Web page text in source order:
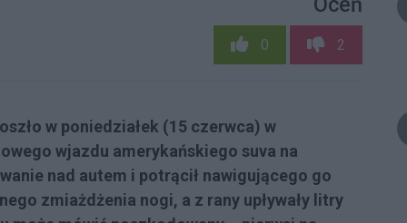
0 2
w poniedziałek (15 czerwca) w
wjazdu amerykańskiego suva na
nad autem i potrącił nawigującego go
zmiażdżenia nogi, a z rany upływały litry